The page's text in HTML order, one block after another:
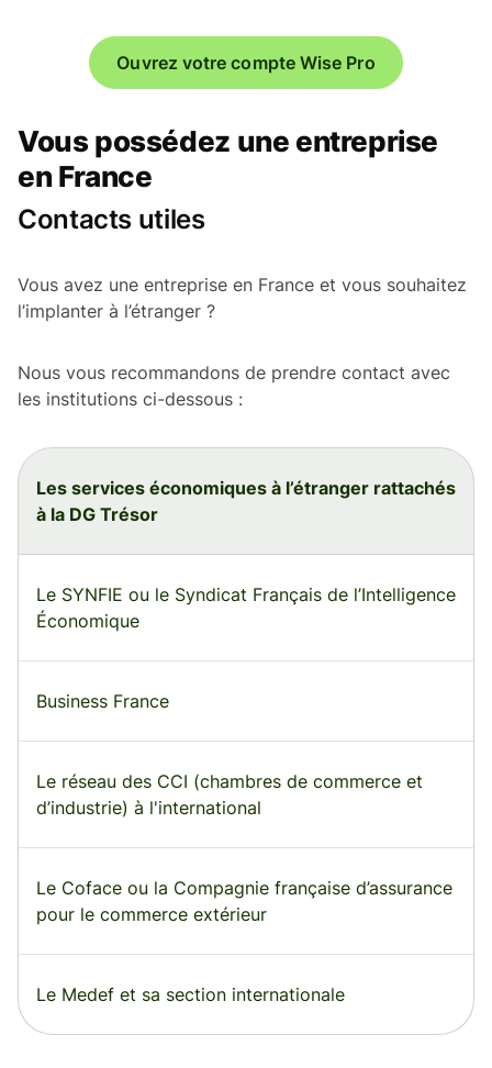
Ouvrez votre compte Wise Pro
Vous possédez une entreprise
en France
Contacts utiles
Vous avez une entreprise en France et vous souhaitez
l’implanter à l’étranger ?
Nous vous recommandons de prendre contact avec
les institutions ci-dessous :
Les services économiques à l’étranger rattachés
à la DG Trésor
Le SYNFIE ou le Syndicat Français de l’Intelligence
Économique
Business France
Le réseau des CCI (chambres de commerce et
d’industrie) à l'international
Le Coface ou la Compagnie française d’assurance
pour le commerce extérieur
Le Medef et sa section internationale